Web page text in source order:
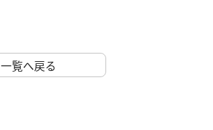
一覧へ戻る